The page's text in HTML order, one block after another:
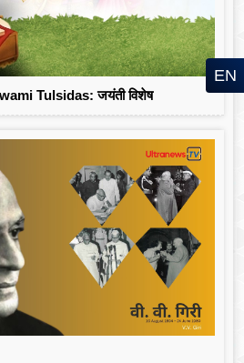
Tulsidas: जयंती विशेष
EN